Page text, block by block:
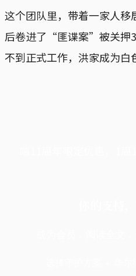
这个团队里，带着一家人移
后卷进了“匪谍案”被关押
不到正式工作，洪家成为白